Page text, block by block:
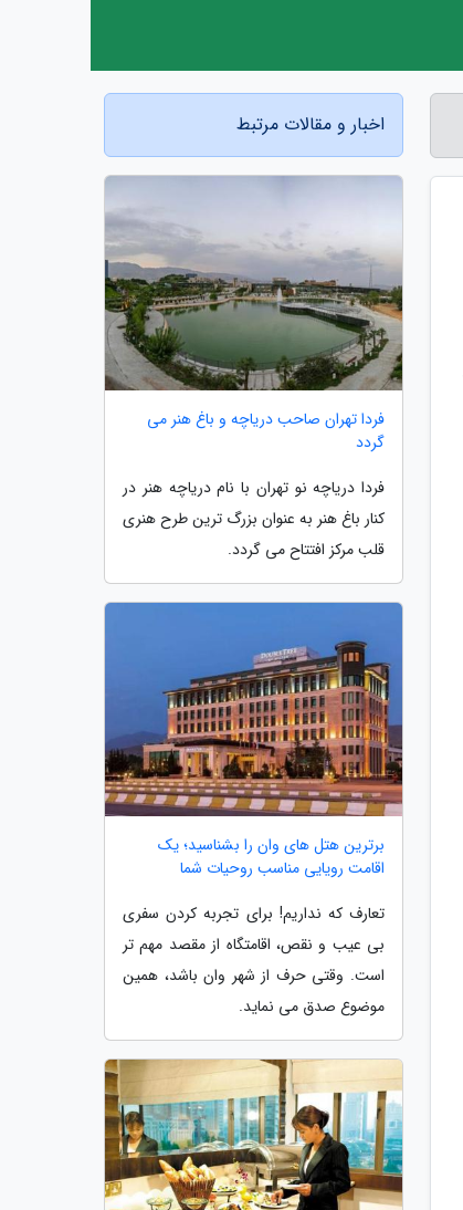
اخبار و مقالات مرتبط
فردا تهران صاحب دریاچه و باغ هنر می
گردد
فردا دریاچه نو تهران با نام دریاچه هنر در
کنار باغ هنر به عنوان بزرگ ترین طرح هنری
قلب مرکز افتتاح می گردد.
برترین هتل های وان را بشناسید؛ یک
اقامت رویایی مناسب روحیات شما
تعارف که نداریم! برای تجربه کردن سفری
بی عیب و نقص، اقامتگاه از مقصد مهم تر
است. وقتی حرف از شهر وان باشد، همین
موضوع صدق می نماید.